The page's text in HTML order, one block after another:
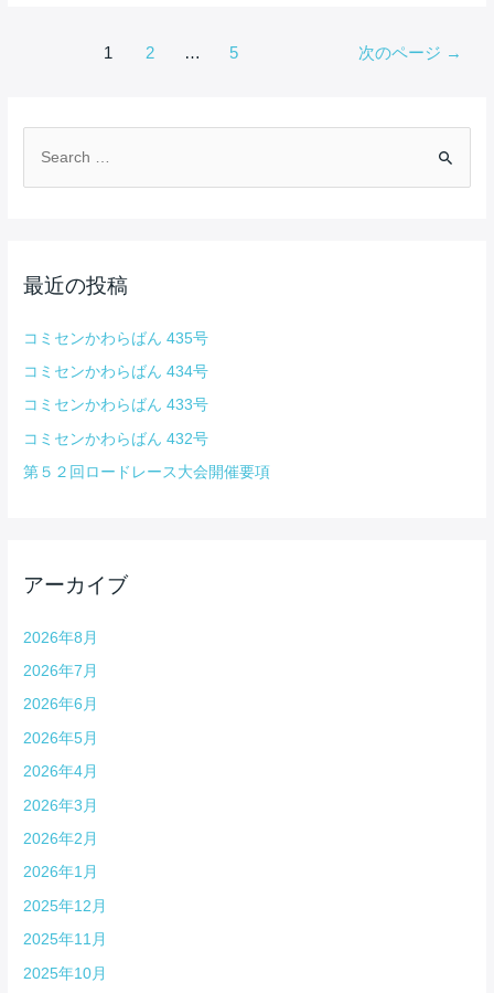
1 2 … 5 次のページ →
最近の投稿
コミセンかわらばん 435号
コミセンかわらばん 434号
コミセンかわらばん 433号
コミセンかわらばん 432号
第５２回ロードレース大会開催要項
アーカイブ
2026年8月
2026年7月
2026年6月
2026年5月
2026年4月
2026年3月
2026年2月
2026年1月
2025年12月
2025年11月
2025年10月